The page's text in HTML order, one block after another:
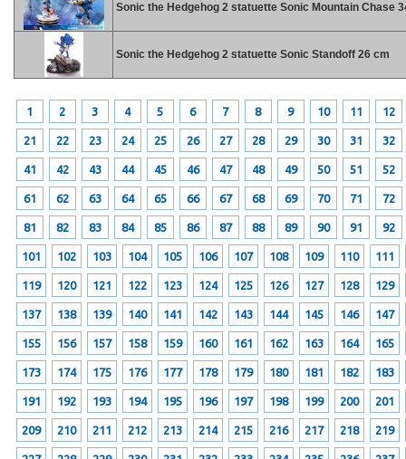
Sonic the Hedgehog 2 statuette Sonic Mountain Chase
Sonic the Hedgehog 2 statuette Sonic Standoff 26 cm
1 2 3 4 5 6 7 8 9 10 11 12
21 22 23 24 25 26 27 28 29 30 31 32
41 42 43 44 45 46 47 48 49 50 51 52
61 62 63 64 65 66 67 68 69 70 71 72
81 82 83 84 85 86 87 88 89 90 91 92
101 102 103 104 105 106 107 108 109 110 111
119 120 121 122 123 124 125 126 127 128 129
137 138 139 140 141 142 143 144 145 146 147
155 156 157 158 159 160 161 162 163 164 165
173 174 175 176 177 178 179 180 181 182 183
191 192 193 194 195 196 197 198 199 200 201
209 210 211 212 213 214 215 216 217 218 219